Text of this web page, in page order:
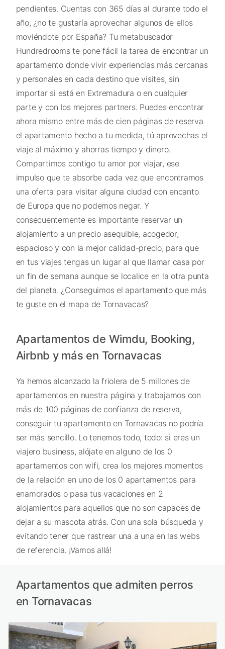
pendientes. Cuentas con 365 días al durante todo el
año, ¿no te gustaría aprovechar algunos de ellos
moviéndote por España? Tu metabuscador
Hundredrooms te pone fácil la tarea de encontrar un
apartamento donde vivir experiencias más cercanas
y personales en cada destino que visites, sin
importar si está en Extremadura o en cualquier
parte y con los mejores partners. Puedes encontrar
ahora mismo entre más de cien páginas de reserva
el apartamento hecho a tu medida, tú aprovechas el
viaje al máximo y ahorras tiempo y dinero.
Compartimos contigo tu amor por viajar, ese
impulso que te absorbe cada vez que encontramos
una oferta para visitar alguna ciudad con encanto
de Europa que no podemos negar. Y
consecuentemente es importante reservar un
alojamiento a un precio asequible, acogedor,
espacioso y con la mejor calidad-precio, para que
en tus viajes tengas un lugar al que llamar casa por
un fin de semana aunque se localice en la otra punta
del planeta. ¿Conseguimos el apartamento que más
te guste en el mapa de Tornavacas?
Apartamentos de Wimdu, Booking,
Airbnb y más en Tornavacas
Ya hemos alcanzado la friolera de 5 millones de
apartamentos en nuestra página y trabajamos con
más de 100 páginas de confianza de reserva,
conseguir tu apartamento en Tornavacas no podría
ser más sencillo. Lo tenemos todo, todo: si eres un
viajero business, alójate en alguno de los 0
apartamentos con wifi, crea los mejores momentos
de la relación en uno de los 0 apartamentos para
enamorados o pasa tus vacaciones en 2
alojamientos para aquellos que no son capaces de
dejar a su mascota atrás. Con una sola búsqueda y
evitando tener que rastrear una a una en las webs
de referencia. ¡Vamos allá!
Apartamentos que admiten perros
en Tornavacas